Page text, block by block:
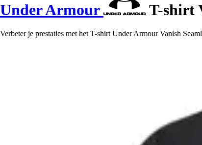
Under Armour T-shirt
Verbeter je prestaties met het T-shirt Under Armour Vanish